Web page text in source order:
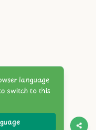
language
switch to this